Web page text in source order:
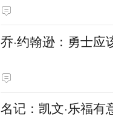
乔·约翰逊：勇士
名记：凯文·乐福